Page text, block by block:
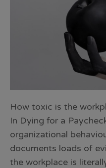
How toxic is the
In Dying for a
organizational
documents loads of
the workplace is